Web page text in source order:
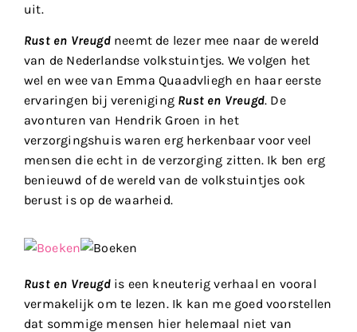
uit.
Rust en Vreugdneemt de lezer mee naar de wereld
van de Nederlandse volkstuintjes. We volgen het
wel en wee van Emma Quaadvliegh en haar eerste
ervaringen bij vereniging Rust en Vreugd. De
avonturen van Hendrik Groen in het
verzorgingshuis waren erg herkenbaar voor veel
mensen die echt in de verzorging zitten. Ik ben erg
benieuwd of de wereld van de volkstuintjes ook
berust is op de waarheid.
Rust en Vreugdis een kneuterig verhaal en vooral
vermakelijk om te lezen. Ik kan me goed voorstellen
dat sommige mensen hier helemaal niet van